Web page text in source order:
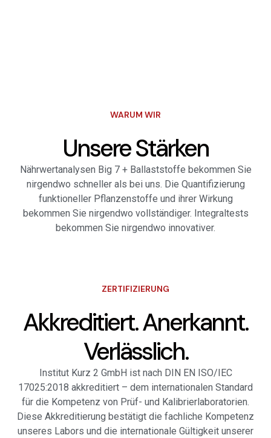
WARUM WIR
Unsere Stärken
Nährwertanalysen Big 7 + Ballaststoffe bekommen Sie
nirgendwo schneller als bei uns. Die Quantifizierung
funktioneller Pflanzenstoffe und ihrer Wirkung
bekommen Sie nirgendwo vollständiger. Integraltests
bekommen Sie nirgendwo innovativer.
ZERTIFIZIERUNG
Akkreditiert. Anerkannt.
Verlässlich.
Institut Kurz 2 GmbH ist nach DIN EN ISO/IEC
17025:2018 akkreditiert – dem internationalen Standard
für die Kompetenz von Prüf- und Kalibrierlaboratorien.
Diese Akkreditierung bestätigt die fachliche Kompetenz
unseres Labors und die internationale Gültigkeit unserer